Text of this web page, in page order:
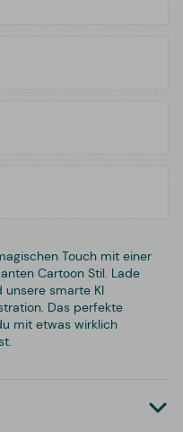
Touch mit einer
Cartoon Stil. Lade
smarte KI
Das perfekte
mit etwas wirklich